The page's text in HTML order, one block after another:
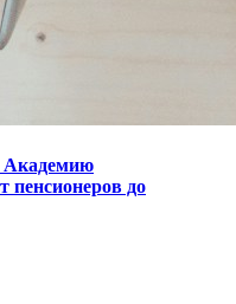
Академию
пенсионеров до